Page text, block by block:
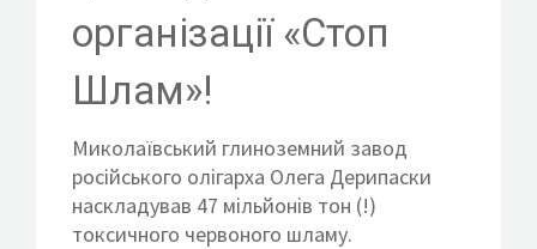
організації «Стоп
Шлам»!
Миколаївський глиноземний завод
російського олігарха Олега Дерипаски
наскладував 47 мільйонів тон (!)
токсичного червоного шламу.